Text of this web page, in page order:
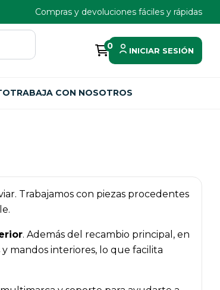
Compras y devoluciones fáciles y rápidas
0 INICIAR SESIÓN
TRABAJA CON NOSOTROS
Trabajamos con piezas procedentes
. Además del recambio principal, en
mandos interiores, lo que facilita